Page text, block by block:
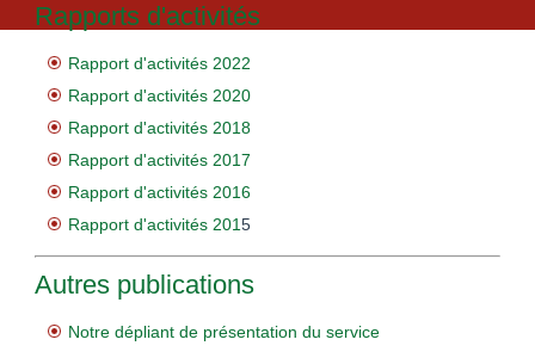
Rapports d'activités
Rapport d'activités 2022
Rapport d'activités 2020
Rapport d'activités 2018
Rapport d'activités 2017
Rapport d'activités 2016
Rapport d'activités 2015
Autres publications
Notre dépliant de présentation du service